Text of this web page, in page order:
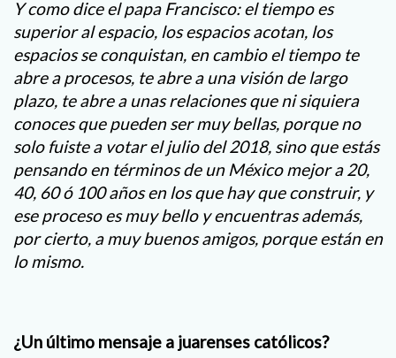
Y como dice el papa Francisco: el tiempo es
superior al espacio, los espacios acotan, los
espacios se conquistan, en cambio el tiempo te
abre a procesos, te abre a una visión de largo
plazo, te abre a unas relaciones que ni siquiera
conoces que pueden ser muy bellas, porque no
solo fuiste a votar el julio del 2018, sino que estás
pensando en términos de un México mejor a 20,
40, 60 ó 100 años en los que hay que construir, y
ese proceso es muy bello y encuentras además,
por cierto, a muy buenos amigos, porque están en
lo mismo.
¿Un último mensaje a juarenses católicos?